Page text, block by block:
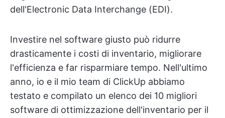
dell'Electronic Data Interchange (EDI).
Investire nel software giusto può ridurre
drasticamente i costi di inventario, migliorare
l'efficienza e far risparmiare tempo. Nell'ultimo
anno, io e il mio team di ClickUp abbiamo
testato e compilato un elenco dei 10 migliori
software di ottimizzazione dell'inventario per il